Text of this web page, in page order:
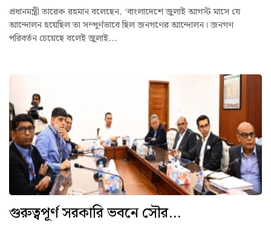
প্রধানমন্ত্রী তারেক রহমান বলেছেন, ‘বাংলাদেশে জুলাই আগস্ট মাসে যে
আন্দোলন হয়েছিল তা সম্পূর্ণভাবে ছিল জনগণের আন্দোলন। জনগণ
পরিবর্তন চেয়েছে বলেই জুলাই...
গুরুত্বপূর্ণ সরকারি ভবনে সৌর...